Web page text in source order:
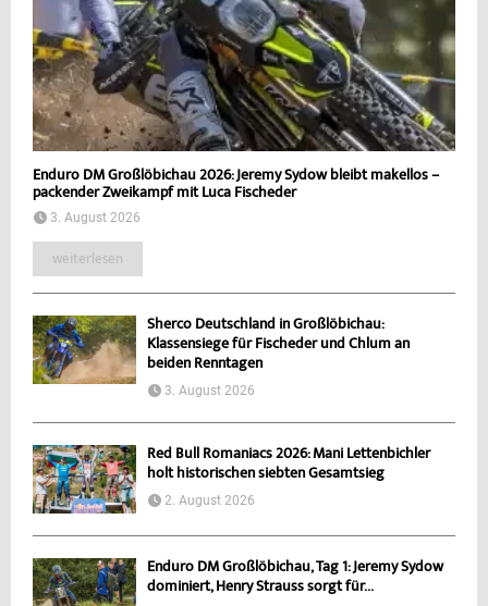
Enduro DM Großlöbichau 2026: Jeremy Sydow bleibt makellos –
packender Zweikampf mit Luca Fischeder
3. August 2026
weiterlesen
Sherco Deutschland in Großlöbichau:
Klassensiege für Fischeder und Chlum an
beiden Renntagen
3. August 2026
Red Bull Romaniacs 2026: Mani Lettenbichler
holt historischen siebten Gesamtsieg
2. August 2026
Enduro DM Großlöbichau, Tag 1: Jeremy Sydow
dominiert, Henry Strauss sorgt für...